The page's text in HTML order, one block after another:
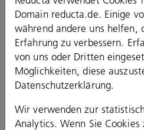
passende
Domain reducta.de. Einige
während andere uns helfen,
Erfahrung zu verbessern.
von uns oder Dritten
Möglichkeiten, diese
Datenschutzerklärung.
Wir verwenden zur
Analytics. Wenn Sie